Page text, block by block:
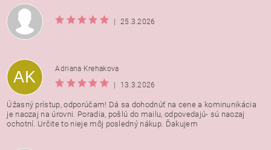
| 25.3.2026
AK
Adriana Krehakova
|
13.3.2026
Úžasný prístup, odporúčam! Dá sa dohodnúť na cene a kominunikácia
je naozaj na úrovni. Poradia, pošlú do mailu, odpovedajú- sú naozaj
ochotní. Určite to nieje môj posledný nákup. Ďakujem